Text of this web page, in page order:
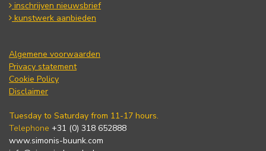
inschrijven nieuwsbrief
kunstwerk aanbieden
Algemene voorwaarden
Privacy statement
Cookie Policy
Disclaimer
Tuesday to Saturday from 11-17 hours.
Telephone +31 (0) 318 652888
www.simonis-buunk.com